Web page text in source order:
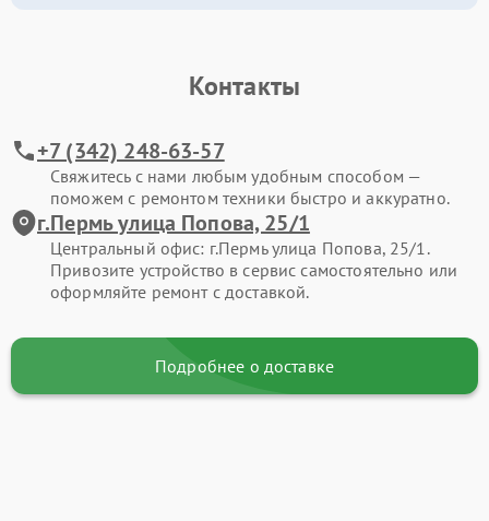
Контакты
+7 (342) 248-63-57
Свяжитесь с нами любым удобным способом —
поможем с ремонтом техники быстро и аккуратно.
г.Пермь улица Попова, 25/1
Центральный офис: г.Пермь улица Попова, 25/1.
Привозите устройство в сервис самостоятельно или
оформляйте ремонт с доставкой.
Подробнее о доставке